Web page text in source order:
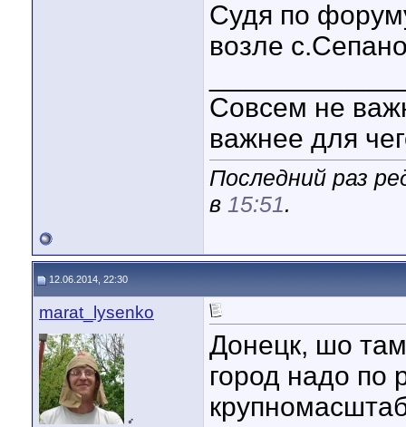
Судя по
возле
Совсем не
важнее для
Последний раз
в 15:51.
12.06.2014, 22:30
marat_lysenko
♂
Донецк, шо
город надо по